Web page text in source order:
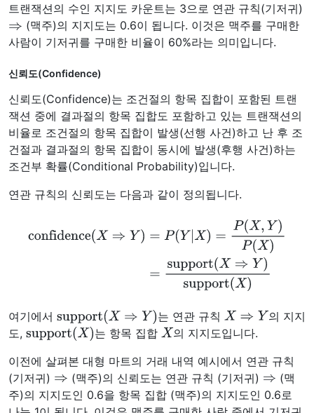
트랜잭션의 수인 지지도 카운트는 3으로 연관 규칙(기저귀)
⇒ (맥주)의 지지도는 0.6이 됩니다. 이것은 맥주를 구매한
사람이 기저귀를 구매한 비율이 60%라는 의미입니다.
신뢰도(Confidence)
신뢰도(Confidence)는 조건절의 항목 집합이 포함된 트랜
잭션 중에 결과절의 항목 집합도 포함하고 있는 트랜잭션의
비율로 조건절의 항목 집합이 발생(선행 사건)하고 난 후 조
건절과 결과절의 항목 집합이 동시에 발생(후행 사건)하는
조건부 확률(Conditional Probability)입니다.
연관 규칙의 신뢰도는 다음과 같이 정의됩니다.
support(X ⇒Y
port (X)
여기에서 support(X ⇒Y) 는 연관 규칙 X⇒Y
의 지지
도, support(X ) 는 항목 집합 X 의 지지도입니다.
이전에 살펴본 대형 마트의 거래 내역 예시에서 연관 규칙
(기저귀) ⇒ (맥주)의 신뢰도는 연관 규칙 (기저귀) ⇒ (맥
주)의 지지도인 0.6을 항목 집합 (맥주)의 지지도인 0.6로